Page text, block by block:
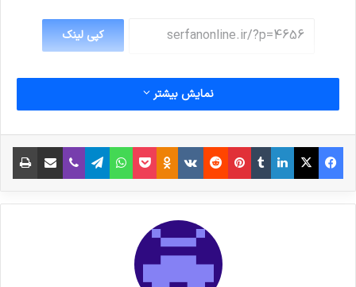
کپی لینک
نمایش بیشتر
فیس بوک X لینکدین
‫تامبلر‫پین‌ترست
‫رددیت‫VKontakte
‫Odnoklassniki
پاکتواتس آپ تلگراموایبر اشتراک گذاری از طریق ایمیل